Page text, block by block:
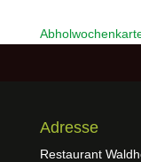
Adresse
Restaurant